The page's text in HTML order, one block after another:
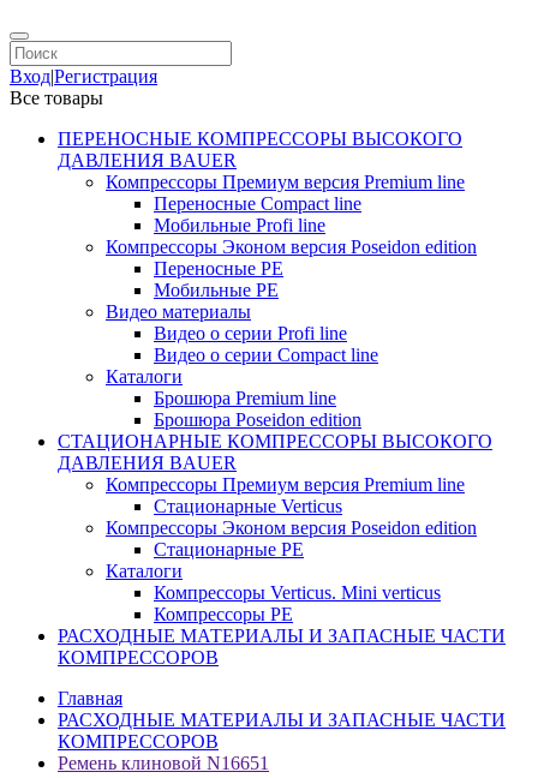
Вход|Регистрация
Все товары
ПЕРЕНОСНЫЕ КОМПРЕССОРЫ ВЫСОКОГО
ДАВЛЕНИЯ BAUER
Компрессоры Премиум версия Premium line
Переносные Compact line
Мобильные Profi line
Компрессоры Эконом версия Poseidon edition
Переносные PE
Мобильные PE
Видео материалы
Видео о серии Profi line
Видео о серии Compact line
Каталоги
Брошюра Premium line
Брошюра Poseidon edition
СТАЦИОНАРНЫЕ КОМПРЕССОРЫ ВЫСОКОГО
ДАВЛЕНИЯ BAUER
Компрессоры Премиум версия Premium line
Стационарные Verticus
Компрессоры Эконом версия Poseidon edition
Стационарные PE
Каталоги
Компрессоры Verticus. Mini verticus
Компрессоры PE
РАСХОДНЫЕ МАТЕРИАЛЫ И ЗАПАСНЫЕ ЧАСТИ
КОМПРЕССОРОВ
Главная
РАСХОДНЫЕ МАТЕРИАЛЫ И ЗАПАСНЫЕ ЧАСТИ
КОМПРЕССОРОВ
Ремень клиновой N16651